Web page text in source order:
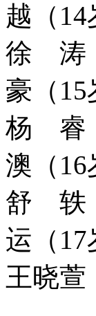
越（14
徐 涛
豪（15
杨 睿
澳（16
舒 轶
运（17
王晓萱